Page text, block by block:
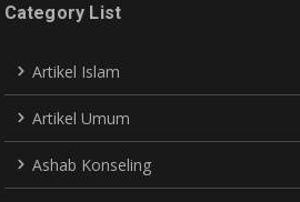
Category List
Artikel Islam
Artikel Umum
Ashab Konseling